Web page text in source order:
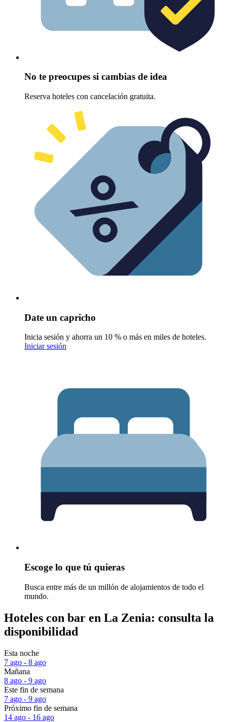
No te preocupes si cambias de idea
Reserva hoteles con cancelación gratuita.
Date un capricho
Inicia sesión y ahorra un 10 % o más en miles de hoteles.
Iniciar sesión
Escoge lo que tú quieras
Busca entre más de un millón de alojamientos de todo el
mundo.
Hoteles con bar en La Zenia: consulta la
disponibilidad
Esta noche
7 ago - 8 ago
Mañana
8 ago - 9 ago
Este fin de semana
7 ago - 9 ago
Próximo fin de semana
14 ago - 16 ago